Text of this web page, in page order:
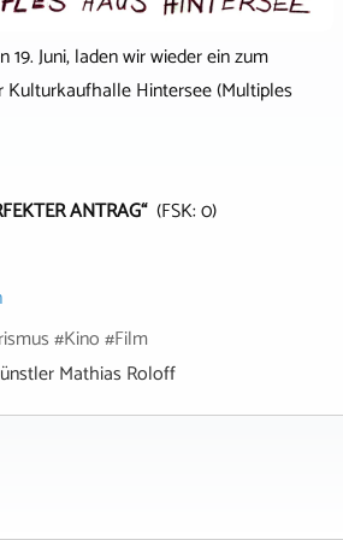
19. Juni, laden wir wieder ein zum
Kulturkaufhalle Hintersee (Multiples
ANTRAG“ (FSK: 0)
#Kino #Film
Mathias Roloff